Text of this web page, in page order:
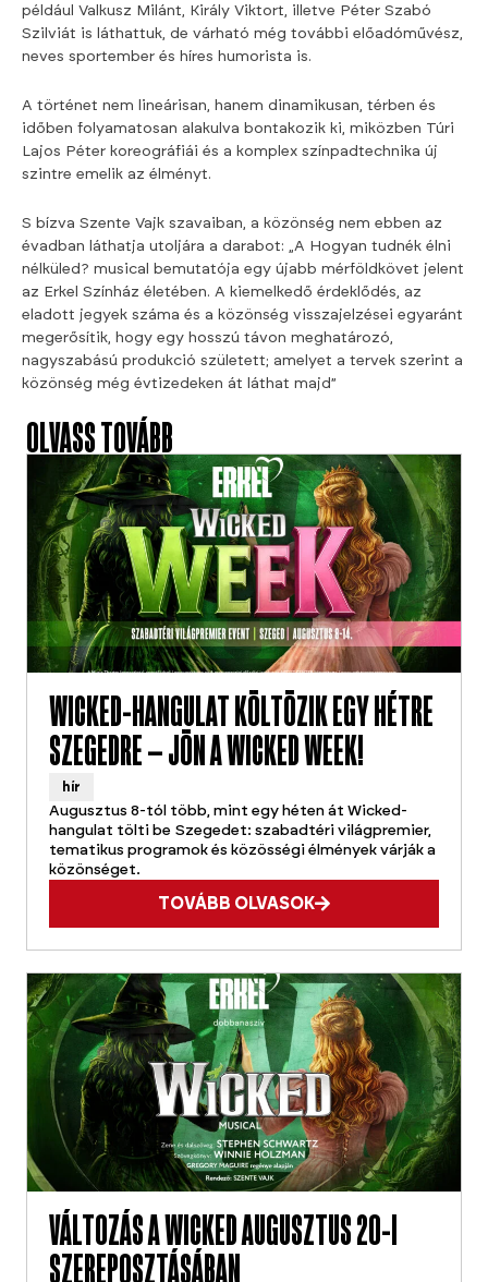
például Valkusz Milánt, Király Viktort, illetve Péter Szabó
Szilviát is láthattuk, de várható még további előadóművész,
neves sportember és híres humorista is.
A történet nem lineárisan, hanem dinamikusan, térben és
időben folyamatosan alakulva bontakozik ki, miközben Túri
Lajos Péter koreográfiái és a komplex színpadtechnika új
szintre emelik az élményt.
S bízva Szente Vajk szavaiban, a közönség nem ebben az
évadban láthatja utoljára a darabot: „A Hogyan tudnék élni
nélküled? musical bemutatója egy újabb mérföldkövet jelent
az Erkel Színház életében. A kiemelkedő érdeklődés, az
eladott jegyek száma és a közönség visszajelzései egyaránt
megerősítik, hogy egy hosszú távon meghatározó,
nagyszabású produkció született; amelyet a tervek szerint a
közönség még évtizedeken át láthat majd”
OLVASS TOVÁBB
WICKED-HANGULAT KÖLTÖZIK EGY HÉTRE
SZEGEDRE – JÖN A WICKED WEEK!
hír
Augusztus 8-tól több, mint egy héten át Wicked-
hangulat tölti be Szegedet: szabadtéri világpremier,
tematikus programok és közösségi élmények várják a
közönséget.
TOVÁBB OLVASOK
VÁLTOZÁS A WICKED AUGUSZTUS 20-I
SZEREPOSZTÁSÁBAN